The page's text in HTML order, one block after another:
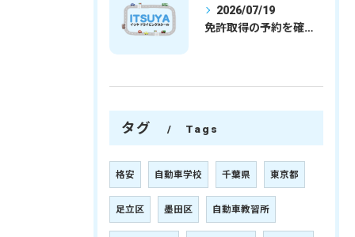
2026/07/19
免許取得の予約を確実に取るための最新ガイドと一発試験合格の実践法
タグ Tags
格安 自動車学校 千葉県 東京都
足立区 墨田区 自動車教習所